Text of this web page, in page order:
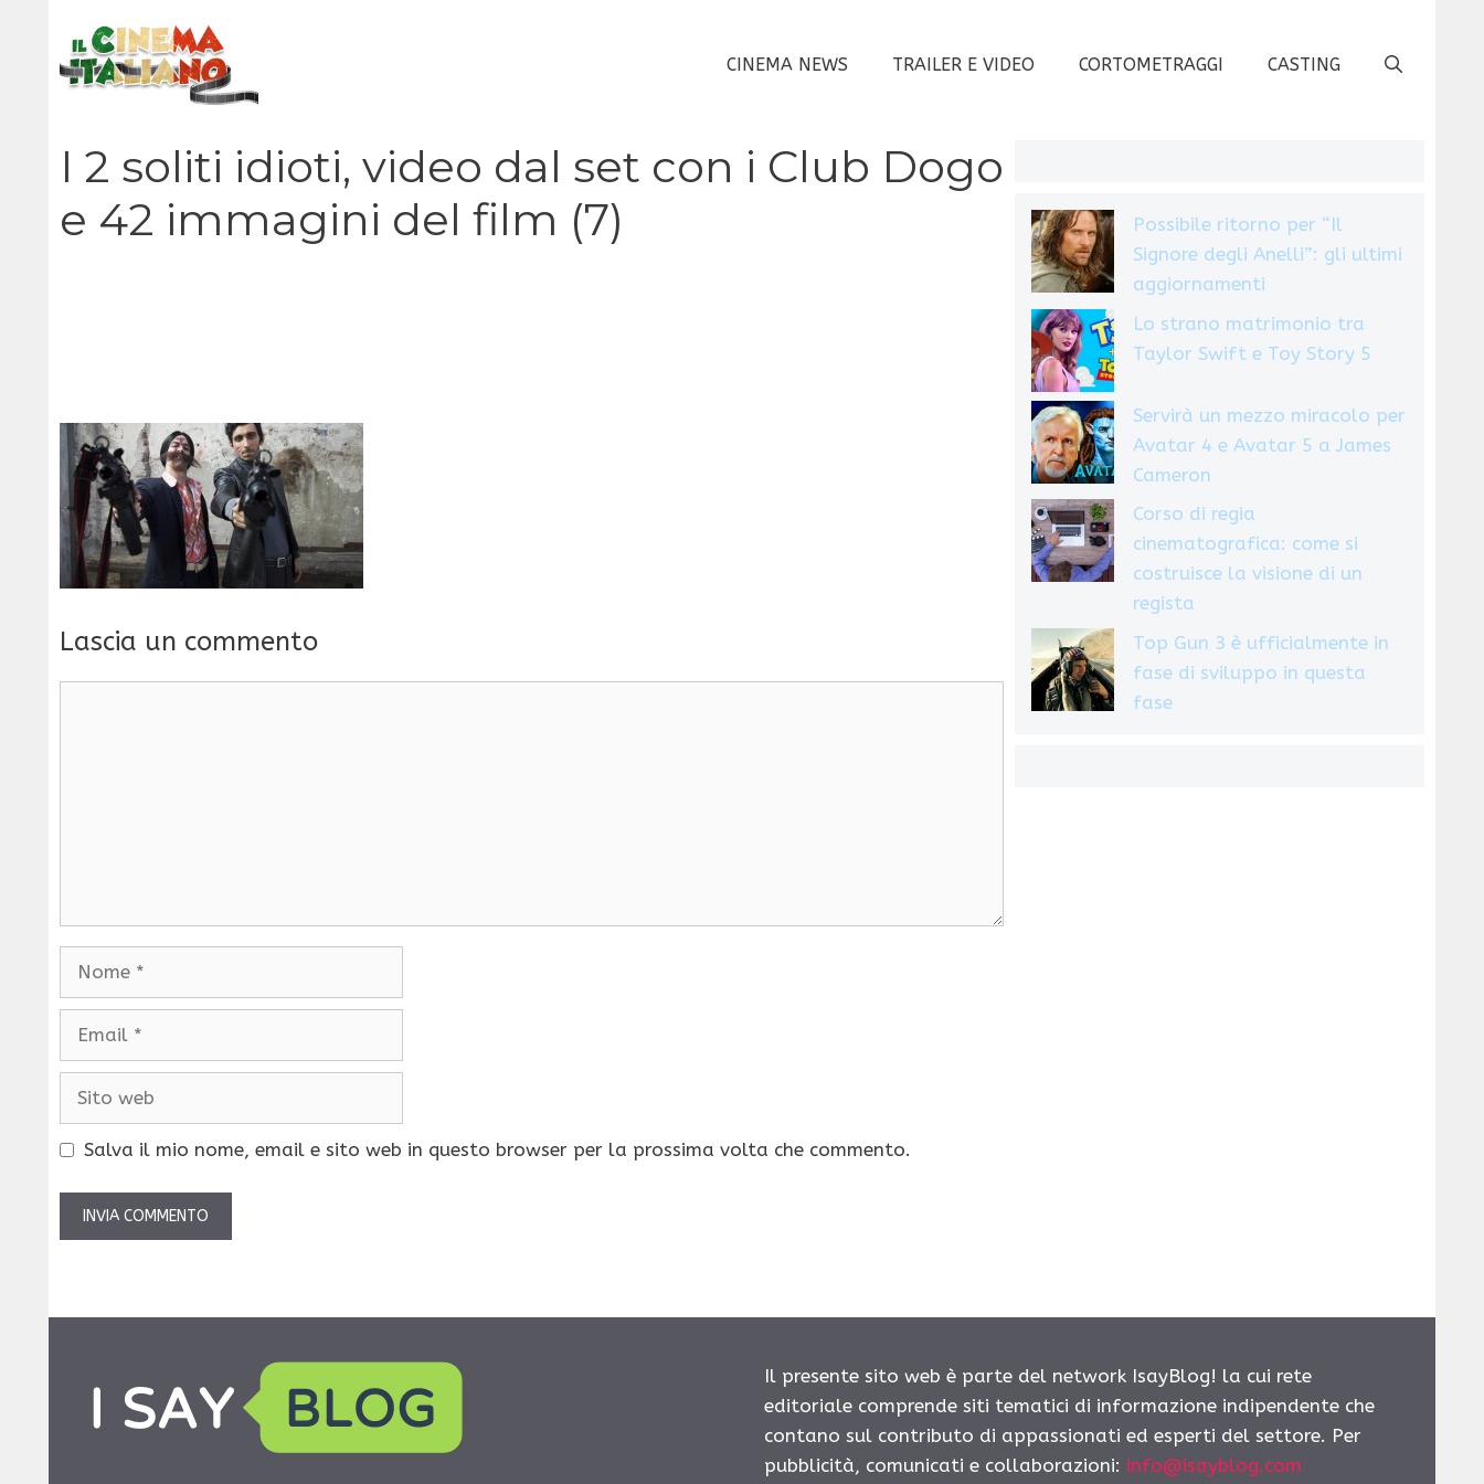
contenuto
CINEMA NEWS TRAILER E VIDEO CORTOMETRAGGI CASTING
I 2 soliti idioti, video dal set con i Club Dogo
e 42 immagini del film (7)
Lascia un commento
Salva il mio nome, email e sito web in questo browser per la prossima volta che commento.
Possibile ritorno per “Il
Signore degli Anelli”: gli ultimi
aggiornamenti
Lo strano matrimonio tra
Taylor Swift e Toy Story 5
Servirà un mezzo miracolo per
Avatar 4 e Avatar 5 a James
Cameron
Corso di regia
cinematografica: come si
costruisce la visione di un
regista
Top Gun 3 è ufficialmente in
fase di sviluppo in questa
fase
Il presente sito web è parte del network IsayBlog! la cui rete
editoriale comprende siti tematici di informazione indipendente che
contano sul contributo di appassionati ed esperti del settore. Per
pubblicità, comunicati e collaborazioni: info@isayblog.com